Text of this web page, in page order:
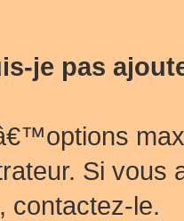
je pas
Si vous
le.